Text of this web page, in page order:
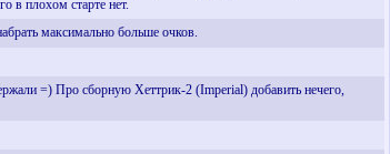
в плохом старте нет.
максимально больше очков.
=) Про сборную Хеттрик-2 (Imperial) добавить нечего,